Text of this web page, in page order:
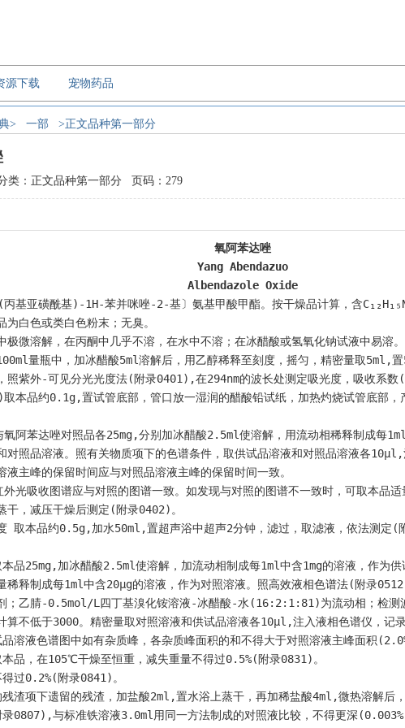
源下载 宠物药品
> 一部 >正文品种第一部分
类：正文品种第一部分 页码：279
氧阿苯达唑
Yang Abendazuo
Albendazole Oxide
基亚磺酰基)-1H-苯并咪唑-2-基〕氨基甲酸甲酯。按干燥品计算，含
为白色或类白色粉末；无臭。
极微溶解，在丙酮中几乎不溶，在水中不溶；在冰醋酸或氢氧化钠试液中易溶
量瓶中，加冰醋酸5ml溶解后，用乙醇稀释至刻度，摇匀，精密量取5ml,
照紫外-可见分光光度法(附录0401),在294nm的波长处测定吸光度，吸收系数
取本品约0.1g,置试管底部，管口放一湿润的醋酸铅试纸，加热灼烧试管底部，
阿苯达唑对照品各25mg,分别加冰醋酸2.5ml使溶解，用流动相稀释制成每
对照品溶液。照有关物质项下的色谱条件，取供试品溶液和对照品溶液各
液主峰的保留时间应与对照品溶液主峰的保留时间一致。
光吸收图谱应与对照的图谱一致。如发现与对照的图谱不一致时，可取本品
干，减压干燥后测定(附录0402)。
度 取本品约0.5g,加水50ml,置超声浴中超声2分钟，滤过，取滤液，依法测定(
品25mg,加冰醋酸2.5ml使溶解，加流动相制成每1ml中含1mg的溶液，作为供
稀释制成每1ml中含20μg的溶液，作为对照溶液。照高效液相色谱法(附录
；乙腈-0.5mol/L四丁基溴化铵溶液-冰醋酸-水(16:2:1:81)为流动相；检测
算不低于3000。精密量取对照溶液和供试品溶液各10μl,注入液相色谱仪，记
溶液色谱图中如有杂质峰，各杂质峰面积的和不得大于对照溶液主峰面积
品，在105℃干燥至恒重，减失重量不得过0.5%(附录0831)。
过0.2%(附录0841)。
渣项下遗留的残渣，加盐酸2ml,置水浴上蒸干，再加稀盐酸4ml,微热溶解后
0807),与标准铁溶液3.0ml用同一方法制成的对照液比较，不得更深